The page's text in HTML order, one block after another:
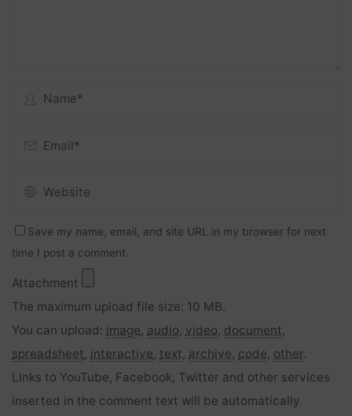
Save my name, email, and site URL in my browser for next
time I post a comment.
Attachment
The maximum upload file size: 10 MB.
You can upload: image, audio, video, document,
spreadsheet, interactive, text, archive, code, other.
Links to YouTube, Facebook, Twitter and other services
inserted in the comment text will be automatically